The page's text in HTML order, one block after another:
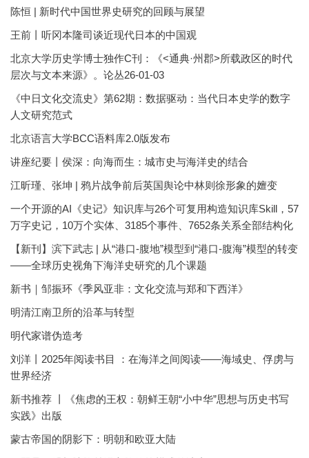
陈恒 | 新时代中国世界史研究的回顾与展望
王前丨听冈本隆司谈近现代日本的中国观
北京大学历史学博士独作C刊：《<通典·州郡>所载政区的时代
层次与文本来源》。论丛26-01-03
《中日文化交流史》第62期：数据驱动：当代日本史学的数字
人文研究范式
北京语言大学BCC语料库2.0版发布
讲座纪要丨侯深：向海而生：城市史与海洋史的结合
江昕瑾、张坤 | 鸦片战争前后英国舆论中林则徐形象的嬗变
一个开源的AI《史记》知识库与26个可复用构造知识库Skill，57
万字史记，10万个实体、3185个事件、7652条关系全部结构化
【新刊】滨下武志 | 从“港口-腹地”模型到“港口-腹海”模型的转变
——全球历史视角下海洋史研究的几个课题
新书｜邹振环《季风亚非：文化交流与郑和下西洋》
明清江南卫所的沿革与转型
明代家谱伪造考
刘洋丨2025年阅读书目 ：在海洋之间阅读——海域史、俘虏与
世界经济
新书推荐 丨《焦虑的王权：朝鲜王朝“小中华”思想与历史书写
实践》出版
蒙古帝国的阴影下：明朝和欧亚大陆